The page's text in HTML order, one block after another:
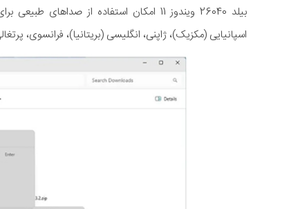
اسپانیایی (مکزیک)، ژاپنی، انگلیسی (بریتانیا)، فرانسوی،